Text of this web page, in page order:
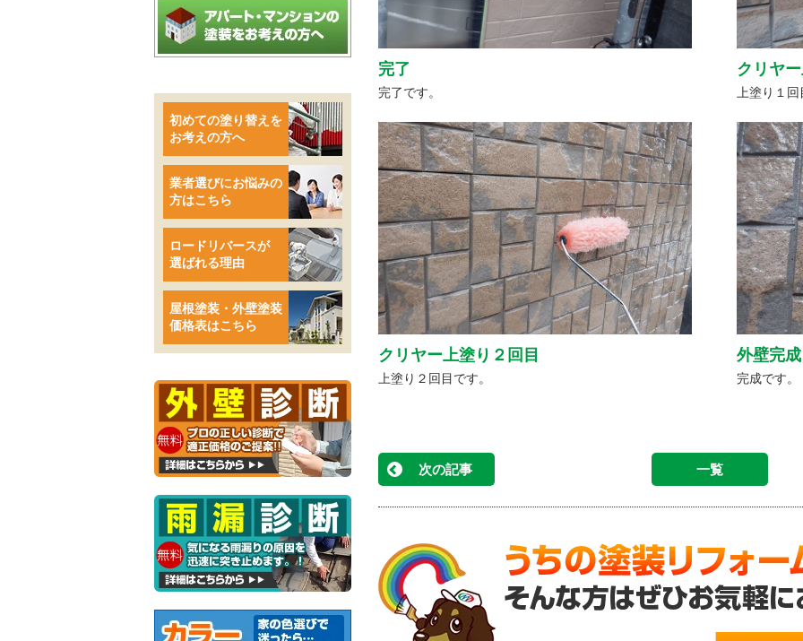
完了
完了です。
クリヤ
上塗り１
クリヤー上塗り２回目
上塗り２回目です。
外壁完成
完成です。
次の記事 一覧
初めての塗り替えを
お考えの方へ
業者選びにお悩みの
方はこちら
ロードリバースが
選ばれる理由
屋根塗装・外壁塗装
価格表はこちら